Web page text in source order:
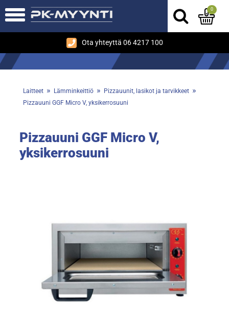
Ota yhteyttä 06 4217 100
0
Laitteet » Lämminkeittiö » Pizzauunit, lasikot ja tarvikkeet »
Pizzauuni GGF Micro V, yksikerrosuuni
Pizzauuni GGF Micro V,
yksikerrosuuni